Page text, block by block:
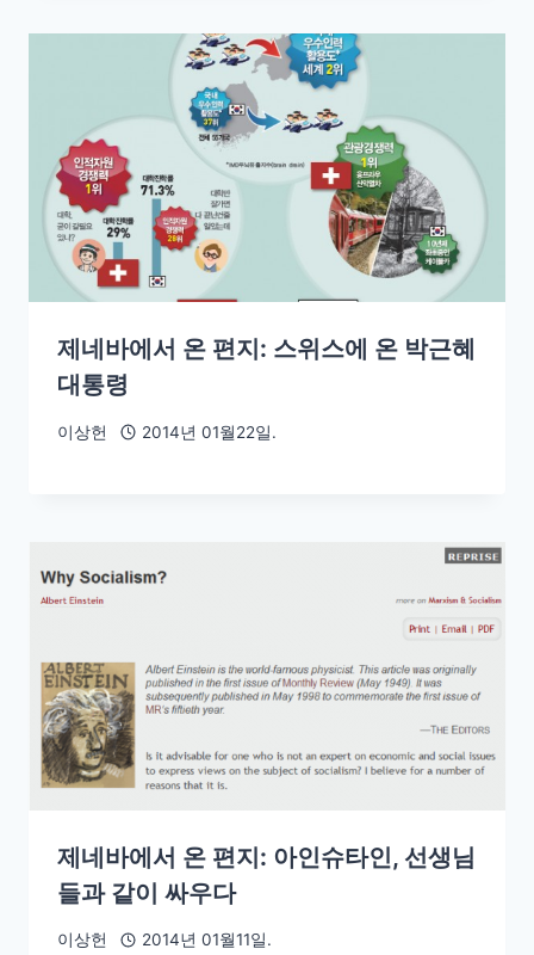
제네바에서 온 편지: 스위스에 온 박근혜
대통령
이상헌 2014년 01월22일.
제네바에서 온 편지: 아인슈타인, 선생님
들과 같이 싸우다
이상헌 2014년 01월11일.